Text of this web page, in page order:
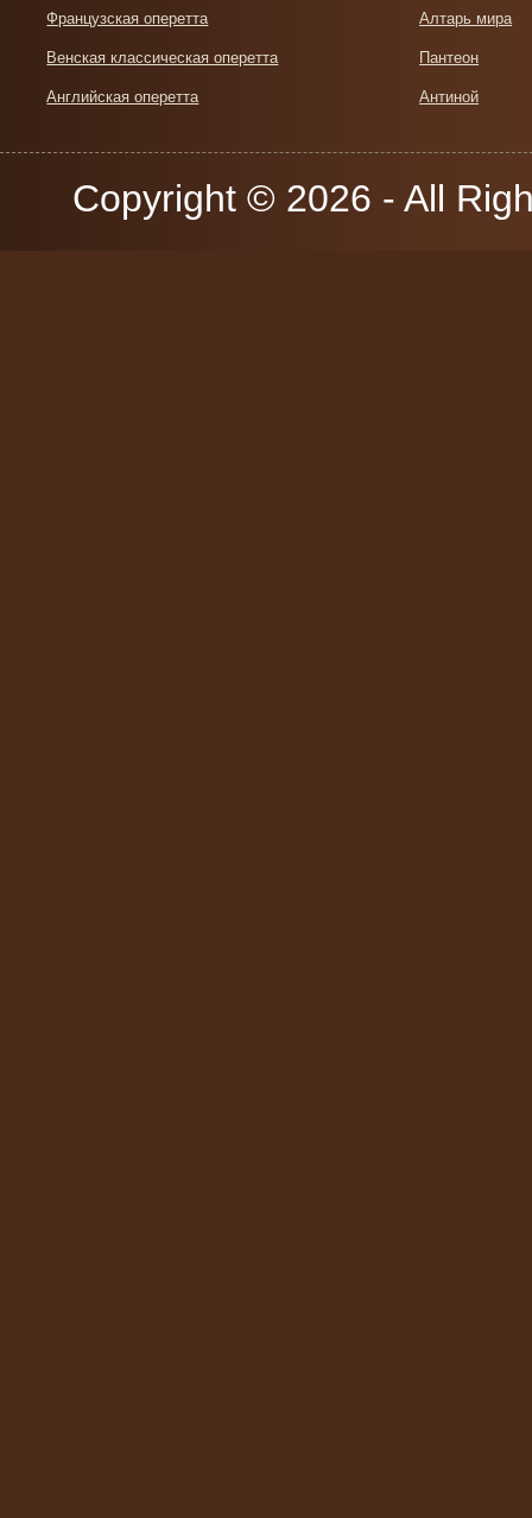
Французская оперетта
Венская классическая оперетта
Английская оперетта
Алтарь мира
Пантеон
Антиной
Copyright © 2026 - All